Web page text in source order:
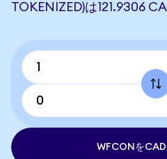
TOKENIZED)は121.9306
WFCONをCAD